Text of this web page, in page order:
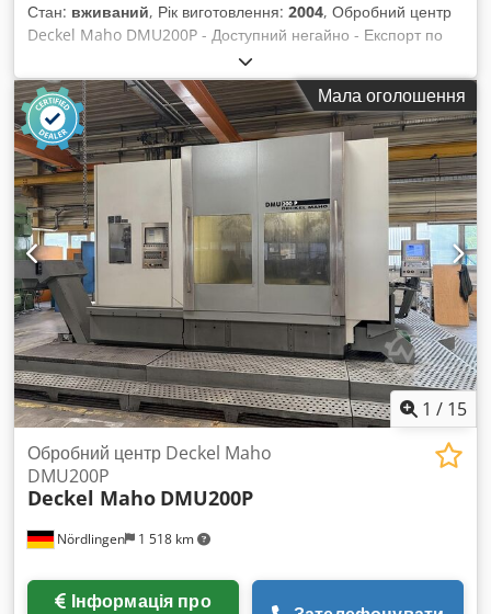
Стан: вживаний, Рік виготовлення: 2004, Обробний центр
Deckel Maho DMU200P - Доступний негайно - Експорт по
всьому світу Dkjdpfxozaxmnj Aixer Управління: Heidenhain
iTNC530 Робочі переміщення: X - 2000 мм, Y - 1800 мм, Z -
1100 мм Робоча площа: 1700 мм x 1400 мм Швидкість
шпинделя: 10 000 об/хв, 44 кВт Кріплення шпинделя: HSK-
A100 Інструментальний магазин: 60 позицій Внутрішня
система подачі охолоджувальної рідини (IKZ) та комплект
для відведення стружки: 20 бар / 900 л Конвеєр для
стружки: . Вимірювальний щуп: Heidenhain TS641
Електронне ручне колесо: Heidenhain Режим роботи: 4
Вимірювання інструменту: Blum Laser
Мала оголошення
1 / 15
Nördlingen 1 518 km
Обробний центр Deckel Maho
DMU200P
Deckel Maho DMU200P